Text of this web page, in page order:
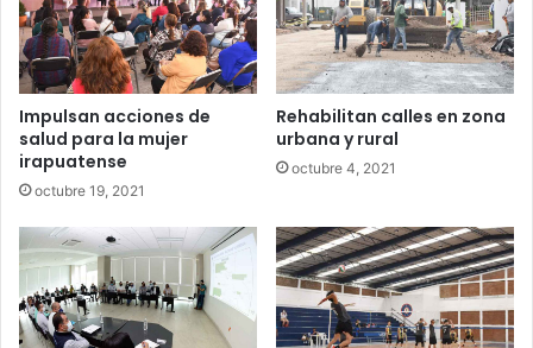
Impulsan acciones de
salud para la mujer
irapuatense
octubre 19, 2021
Rehabilitan calles en zona
urbana y rural
octubre 4, 2021